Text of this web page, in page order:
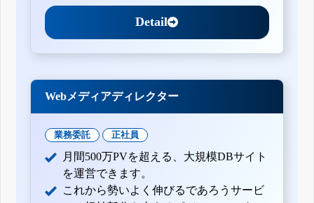
Detail
Webメディアディレクター
業務委託 正社員
月間500万PVを超える、大規模DBサイト
を運営できます。
これから勢いよく伸びるであろうサービ